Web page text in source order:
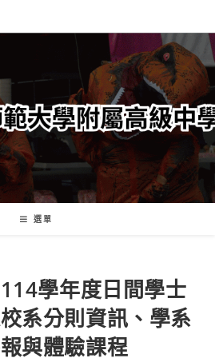
選單
學年度日間學士
系分則資訊、學系
與體驗課程